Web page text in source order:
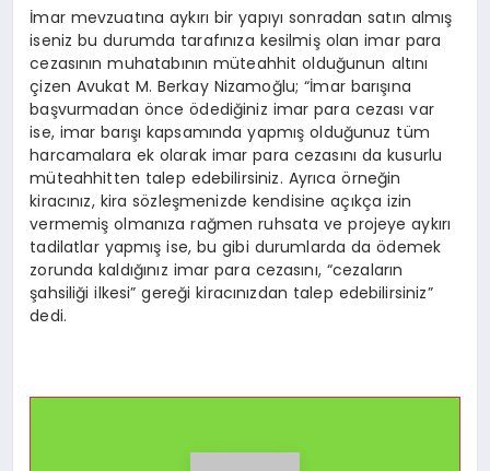
İmar mevzuatına aykırı bir yapıyı sonradan satın almış
iseniz bu durumda tarafınıza kesilmiş olan imar para
cezasının muhatabının müteahhit olduğunun altını
çizen Avukat M. Berkay Nizamoğlu; “İmar barışına
başvurmadan önce ödediğiniz imar para cezası var
ise, imar barışı kapsamında yapmış olduğunuz tüm
harcamalara ek olarak imar para cezasını da kusurlu
müteahhitten talep edebilirsiniz. Ayrıca örneğin
kiracınız, kira sözleşmenizde kendisine açıkça izin
vermemiş olmanıza rağmen ruhsata ve projeye aykırı
tadilatlar yapmış ise, bu gibi durumlarda da ödemek
zorunda kaldığınız imar para cezasını, “cezaların
şahsiliği ilkesi” gereği kiracınızdan talep edebilirsiniz”
dedi.